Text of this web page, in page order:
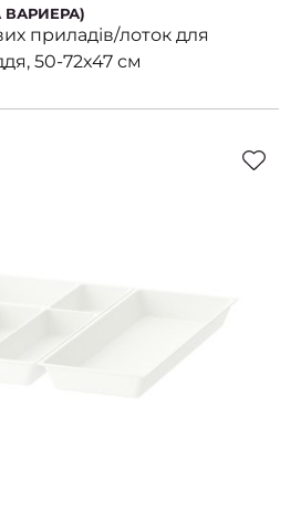
ВАРИЕРА)
приладів/лоток для
50-72x47 см